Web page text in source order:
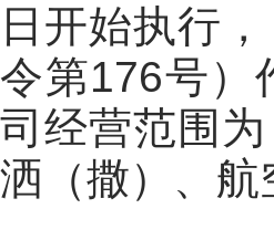
日开始执行
令第176号）
司经营范围
洒（撒）、